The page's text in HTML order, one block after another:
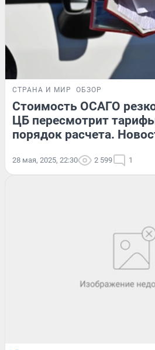
СТРАНА И МИР ОБЗОР
Стоимость ОСАГО
ЦБ пересмотрит
порядок расчета.
28 мая, 2025, 22:30 2 599 1